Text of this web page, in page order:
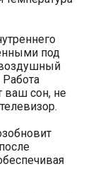
под
ваш сон, не